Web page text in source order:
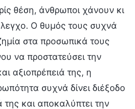
θέση, άνθρωποι χάνουν κι
Ο θυμός τους συχνά
στα προσωπικά τους
να προστατεύσει την
αξιοπρέπειά της, η
συχνά δίνει διέξοδο
της και αποκαλύπτει την